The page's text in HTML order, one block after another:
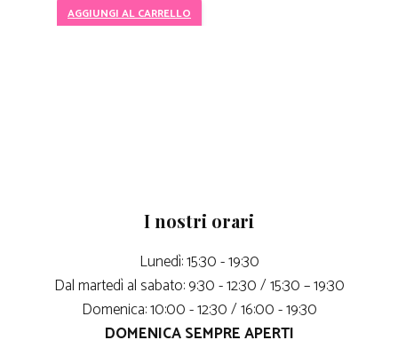
AGGIUNGI AL CARRELLO
I nostri orari
Lunedì: 15:30 - 19:30
Dal martedì al sabato: 9:30 - 12:30 / 15:30 – 19:30
Domenica: 10:00 - 12:30 / 16:00 - 19:30
DOMENICA SEMPRE APERTI